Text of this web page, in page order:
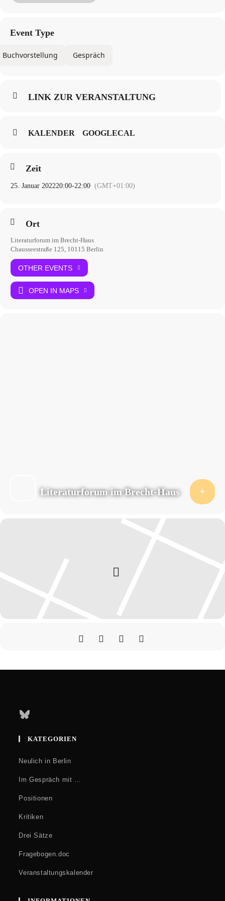
Event Type
Buchvorstellung Gespräch
LINK ZUR VERANSTALTUNG
KALENDER GOOGLECAL
Zeit
25. Januar 202220:00-22:00 (GMT+01:00)
Ort
Literaturforum im Brecht-Haus
Chausseestraße 125, 10115 Berlin
OTHER EVENTS
OPEN IN MAPS
Literaturforum im Brecht-Haus
Bluesky
KATEGORIEN
Neulich in Berlin
Im Gespräch mit …
Positionen
Kritiken
Drei Sätze
Fragebogen.doc
Veranstaltungskalender